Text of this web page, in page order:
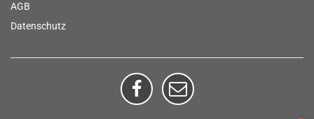
AGB
Datenschutz